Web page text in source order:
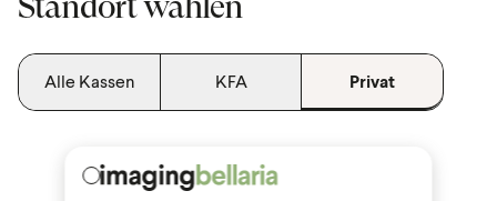
Alle Kassen KFA Privat